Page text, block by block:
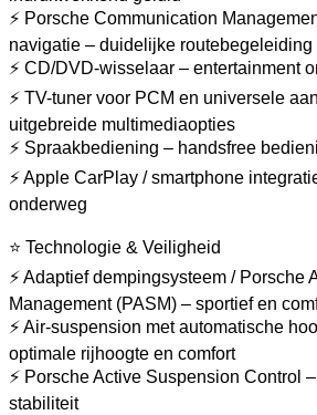
⚡ Porsche Communication
navigatie – duidelijke routebegeleiding
⚡ CD/DVD-wisselaar – entertainment
⚡ TV-tuner voor PCM en universele
uitgebreide multimediaopties
⚡ Spraakbediening – handsfree
⚡ Apple CarPlay / smartphone
onderweg
⭐ Technologie & Veiligheid
⚡ Adaptief dempingsysteem / Porsche
Management (PASM) – sportief en
⚡ Air-suspension met automatische
optimale rijhoogte en comfort
⚡ Porsche Active Suspension Control
stabiliteit